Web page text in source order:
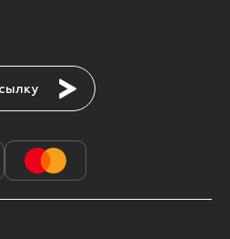
Подписаться